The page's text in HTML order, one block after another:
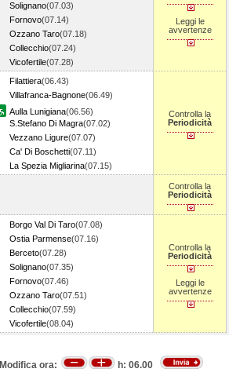
Solignano(07.03)
Fornovo(07.14)
Ozzano Taro(07.18)
Collecchio(07.24)
Vicofertile(07.28)
Leggi le
avvertenze
Filattiera(06.43)
Villafranca-Bagnone(06.49)
Aulla Lunigiana(06.56)
S.Stefano Di Magra(07.02)
Vezzano Ligure(07.07)
Ca' Di Boschetti(07.11)
La Spezia Migliarina(07.15)
Controlla la
Periodicità
Controlla la
Periodicità
Borgo Val Di Taro(07.08)
Ostia Parmense(07.16)
Berceto(07.28)
Solignano(07.35)
Fornovo(07.46)
Ozzano Taro(07.51)
Collecchio(07.59)
Vicofertile(08.04)
Controlla la
Periodicità
Leggi le
avvertenze
Modifica ora: h: 06.00